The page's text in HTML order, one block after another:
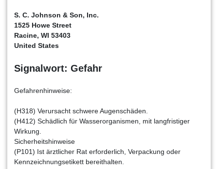
S. C. Johnson & Son, Inc.
1525 Howe Street
Racine, WI 53403
United States
Signalwort: Gefahr
Gefahrenhinweise:
(H318) Verursacht schwere Augenschäden.
(H412) Schädlich für Wasserorganismen, mit langfristiger
Wirkung.
Sicherheitshinweise
(P101) Ist ärztlicher Rat erforderlich, Verpackung oder
Kennzeichnungsetikett bereithalten.